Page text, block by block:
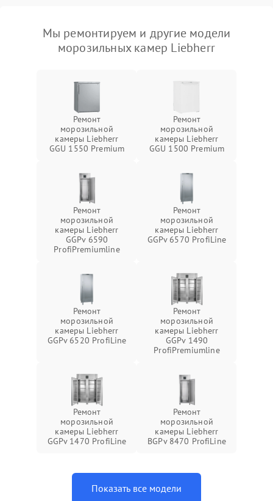
Мы ремонтируем и другие модели
морозильных камер Liebherr
Ремонт
морозильной
камеры Liebherr
GGU 1550 Premium
Ремонт
морозильной
камеры Liebherr
GGU 1500 Premium
Ремонт
морозильной
камеры Liebherr
GGPv 6590
ProfiPremiumline
Ремонт
морозильной
камеры Liebherr
GGPv 6570 ProfiLine
Ремонт
морозильной
камеры Liebherr
GGPv 6520 ProfiLine
Ремонт
морозильной
камеры Liebherr
GGPv 1490
ProfiPremiumline
Ремонт
морозильной
камеры Liebherr
GGPv 1470 ProfiLine
Ремонт
морозильной
камеры Liebherr
BGPv 8470 ProfiLine
Показать все модели